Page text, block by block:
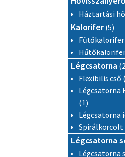
Háztartási
Kalorifer 55
Fűtőkalorifer
Hűtőkalorifer
Légcsatorna
Flexibilis cső
Légcsatorna
11 termék
Légcsatorna
Spirálkorcolt
Légcsatorna
Légcsatorna